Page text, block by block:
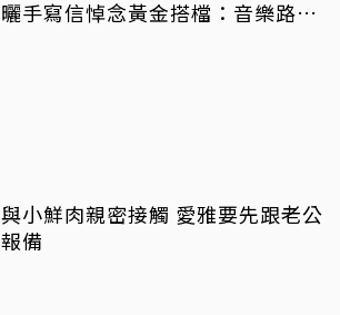
曬手寫信悼念黃金搭檔：音樂路上
與小鮮肉親密接觸 愛雅要先跟老公
報備